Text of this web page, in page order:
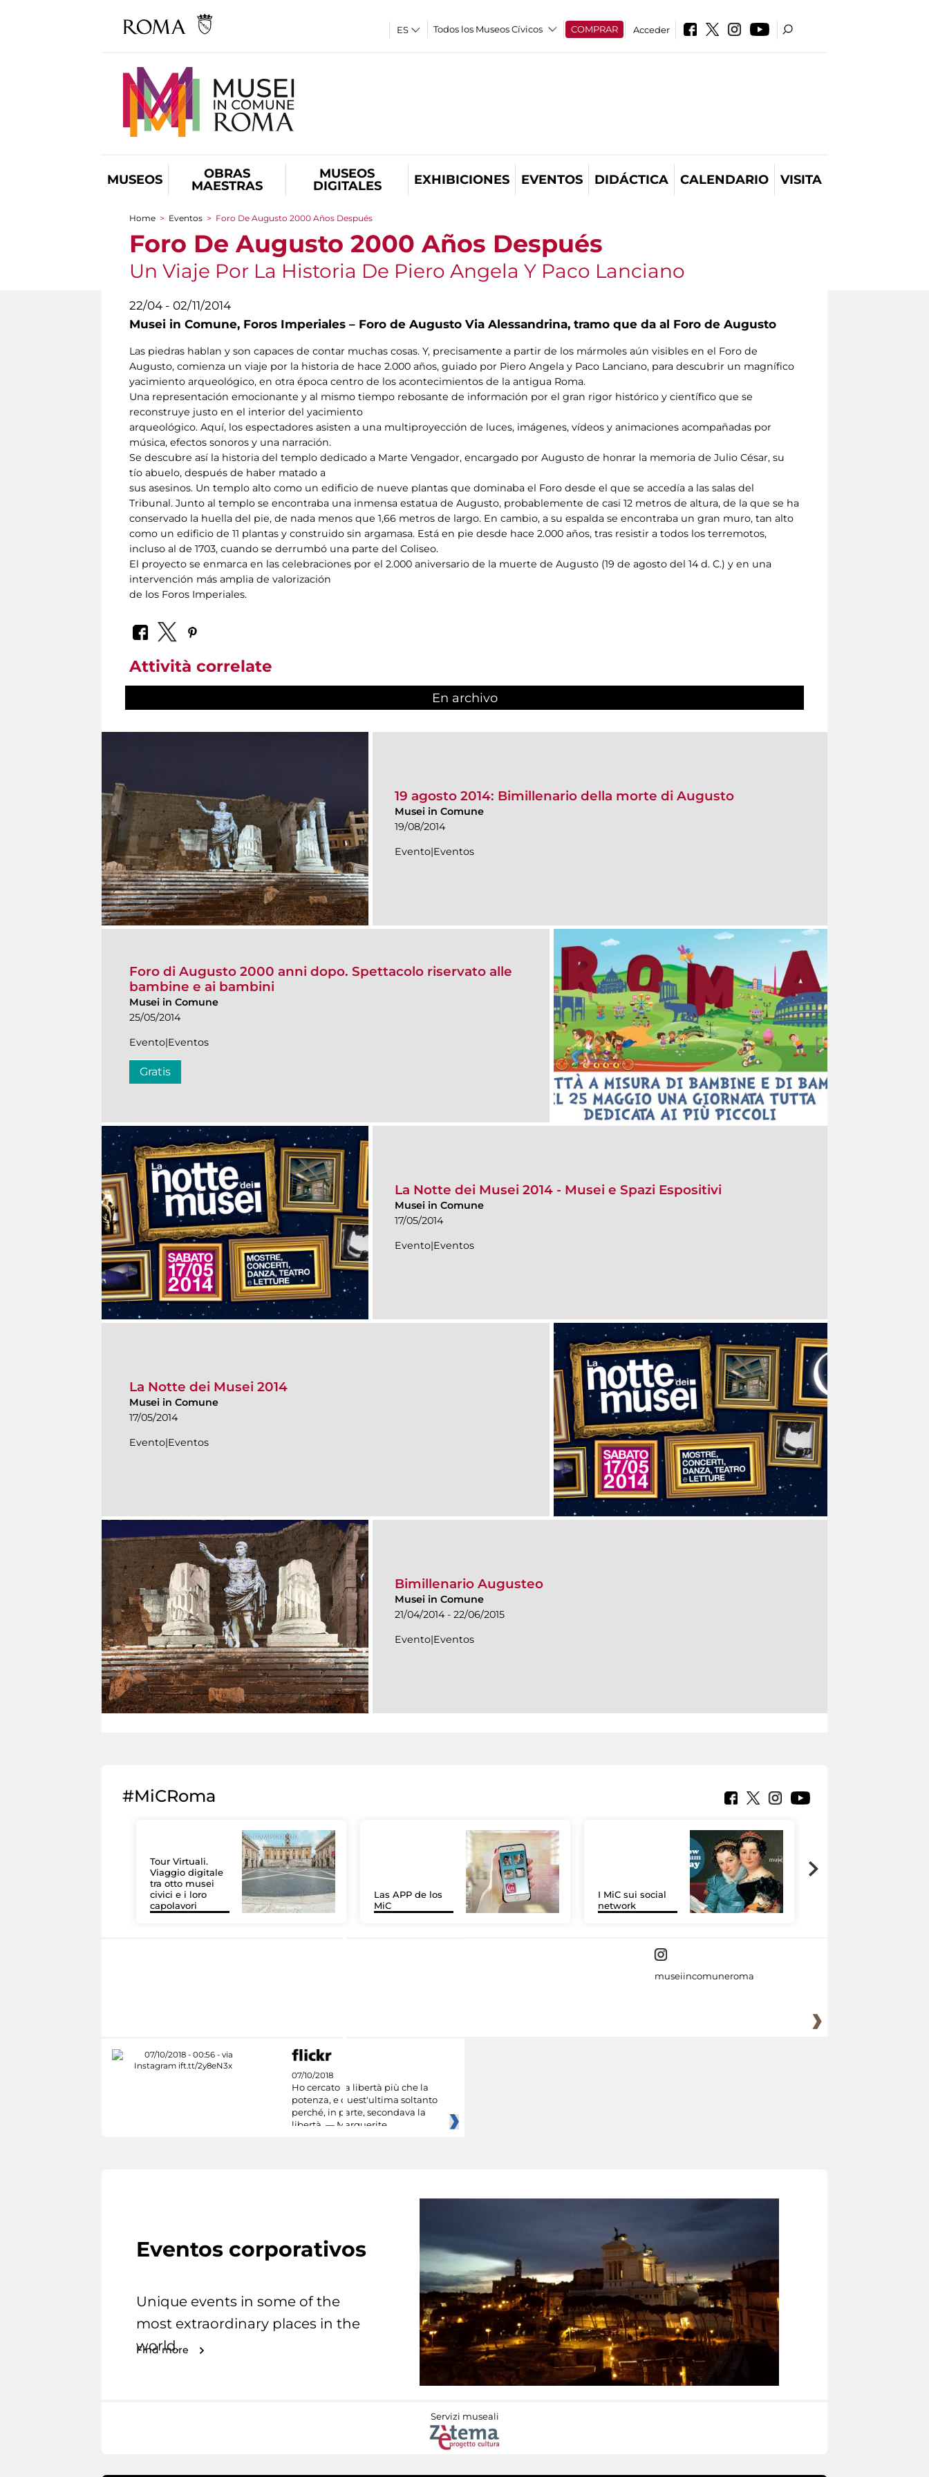
Todos los Museos Cívicos COMPRAR Acceder
MUSEOS
OBRAS
MAESTRAS
MUSEOS
DIGITALES
EXHIBICIONES EVENTOS DIDÁCTICA CALENDARIO VISITA
You are here
Home > Eventos > Foro De Augusto 2000 Años Después
Foro De Augusto 2000 Años Después
Un Viaje Por La Historia De Piero Angela Y Paco Lanciano
22/04 - 02/11/2014
Musei in Comune, Foros Imperiales – Foro de Augusto Via Alessandrina, tramo que da al Foro de Augusto
Las piedras hablan y son capaces de contar muchas cosas. Y, precisamente a partir de los mármoles aún visibles en el Foro de
Augusto, comienza un viaje por la historia de hace 2.000 años, guiado por Piero Angela y Paco Lanciano, para descubrir un magnífico
yacimiento arqueológico, en otra época centro de los acontecimientos de la antigua Roma.
Una representación emocionante y al mismo tiempo rebosante de información por el gran rigor histórico y científico que se
reconstruye justo en el interior del yacimiento
arqueológico. Aquí, los espectadores asisten a una multiproyección de luces, imágenes, vídeos y animaciones acompañadas por
música, efectos sonoros y una narración.
Se descubre así la historia del templo dedicado a Marte Vengador, encargado por Augusto de honrar la memoria de Julio César, su
tío abuelo, después de haber matado a
sus asesinos. Un templo alto como un edificio de nueve plantas que dominaba el Foro desde el que se accedía a las salas del
Tribunal. Junto al templo se encontraba una inmensa estatua de Augusto, probablemente de casi 12 metros de altura, de la que se ha
conservado la huella del pie, de nada menos que 1,66 metros de largo. En cambio, a su espalda se encontraba un gran muro, tan alto
como un edificio de 11 plantas y construido sin argamasa. Está en pie desde hace 2.000 años, tras resistir a todos los terremotos,
incluso al de 1703, cuando se derrumbó una parte del Coliseo.
El proyecto se enmarca en las celebraciones por el 2.000 aniversario de la muerte de Augusto (19 de agosto del 14 d. C.) y en una
intervención más amplia de valorización
de los Foros Imperiales.
Attività correlate
En archivo
19 agosto 2014: Bimillenario della morte di Augusto
Musei in Comune
19/08/2014
Evento|Eventos
Foro di Augusto 2000 anni dopo. Spettacolo riservato alle
bambine e ai bambini
Musei in Comune
25/05/2014
Evento|Eventos
Gratis
La Notte dei Musei 2014 - Musei e Spazi Espositivi
Musei in Comune
17/05/2014
Evento|Eventos
La Notte dei Musei 2014
Musei in Comune
17/05/2014
Evento|Eventos
Bimillenario Augusteo
Musei in Comune
21/04/2014 - 22/06/2015
Evento|Eventos
#MiCRoma
Tour Virtuali.
Viaggio digitale
tra otto musei
civici e i loro
capolavori
Las APP de los
MiC
I MiC sui social
network
museiincomuneroma
07/10/2018
Ho cercato la libertà più che la
potenza, e quest'ultima soltanto
perché, in parte, secondava la
libertà. — Marguerite
Eventos corporativos
Unique events in some of the
most extraordinary places in the
world.
Find more
Servizi museali